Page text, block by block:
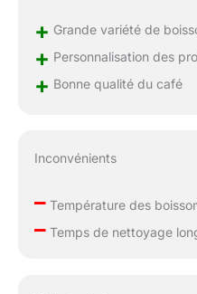
+ Grande variété de
+ Personnalisation des
+ Bonne qualité du café
Inconvénients
–Température des
–Temps de nettoyage